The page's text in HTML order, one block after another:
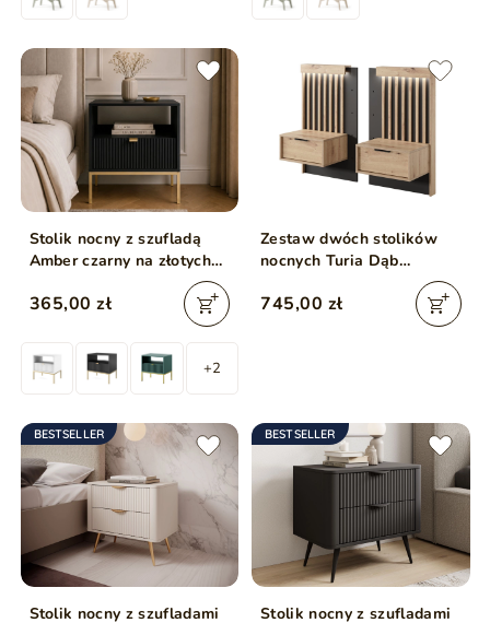
Stolik nocny z szufladą
Amber czarny na złotych
365,00 zł
+2
Zestaw dwóch stolików
nocnych Turia Dąb
745,00 zł
BESTSELLER
Stolik nocny z szufladami
BESTSELLER
Stolik nocny z szufladami